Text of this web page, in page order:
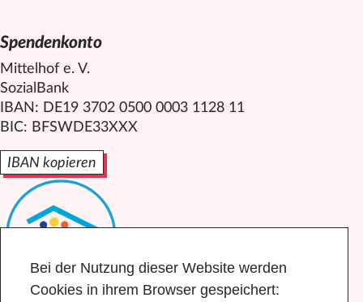
Spendenkonto
Mittelhof e. V.
SozialBank
IBAN: DE19 3702 0500 0003 1128 11
BIC: BFSWDE33XXX
IBAN kopieren
Bei der Nutzung dieser Website werden
Cookies in ihrem Browser gespeichert: